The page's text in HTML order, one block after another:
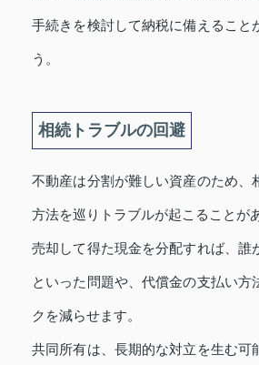
手続きを検討して納税に備えること
う。
相続トラブルの回避
不動産は分割が難しい資産のため、
方法を巡りトラブルが起こることが
売却して得た現金を分配すれば、誰
といった問題や、代償金の支払い方
クを減らせます。
共同所有は、長期的な対立を生む可